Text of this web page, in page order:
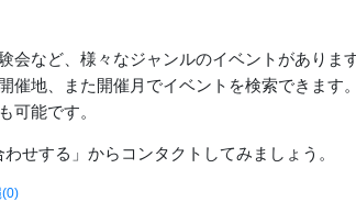
など、様々なジャンルのイベントがあります
地、また開催月でイベントを検索できます。
可能です。
せする」からコンタクトしてみましょう。